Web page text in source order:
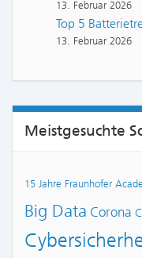
13. Februar 2026
Top 5
13. Februar 2026
Meistgesuchte
15 Jahre Fraunhofer
Big Data Corona